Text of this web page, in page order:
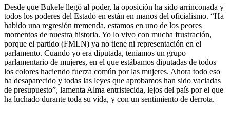
Desde que Bukele llegó al poder, la oposición ha sido arrinconada y
todos los poderes del Estado en están en manos del oficialismo. “Ha
habido una regresión tremenda, estamos en uno de los peores
momentos de nuestra historia. Yo lo vivo con mucha frustración,
porque el partido (FMLN) ya no tiene ni representación en el
parlamento. Cuando yo era diputada, teníamos un grupo
parlamentario de mujeres, en el que estábamos diputadas de todos
los colores haciendo fuerza común por las mujeres. Ahora todo eso
ha desaparecido y todas las leyes que aprobamos han sido vaciadas
de presupuesto”, lamenta Alma entristecida, lejos del país por el que
ha luchado durante toda su vida, y con un sentimiento de derrota.